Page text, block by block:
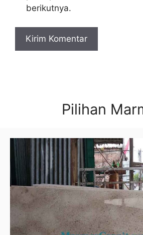
berikutnya.
Pilihan